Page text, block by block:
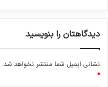
دیدگاهتان را بنویسید
نشانی ایمیل شما منتشر نخواهد شد.
*